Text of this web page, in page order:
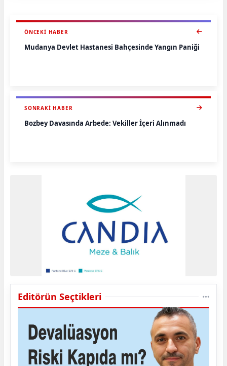
ÖNCEKI HABER
Mudanya Devlet Hastanesi Bahçesinde Yangın Paniği
SONRAKI HABER
Bozbey Davasında Arbede: Vekiller İçeri Alınmadı
Editörün Seçtikleri